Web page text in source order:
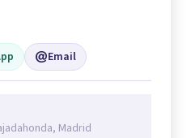
Email
Madrid